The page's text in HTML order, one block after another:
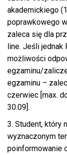
akademickiego
poprawkowego
zaleca się dla
line. Jeśli jednak
możliwości
egzaminu/
egzaminu –
czerwiec [max.
30.09].
3. Student, który
wyznaczonym
poinformowanie